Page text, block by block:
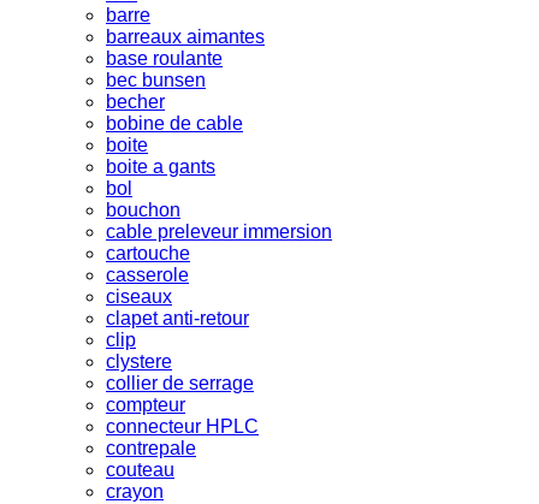
barre
barreaux aimantes
base roulante
bec bunsen
becher
bobine de cable
boite
boite a gants
bol
bouchon
cable preleveur immersion
cartouche
casserole
ciseaux
clapet anti-retour
clip
clystere
collier de serrage
compteur
connecteur HPLC
contrepale
couteau
crayon